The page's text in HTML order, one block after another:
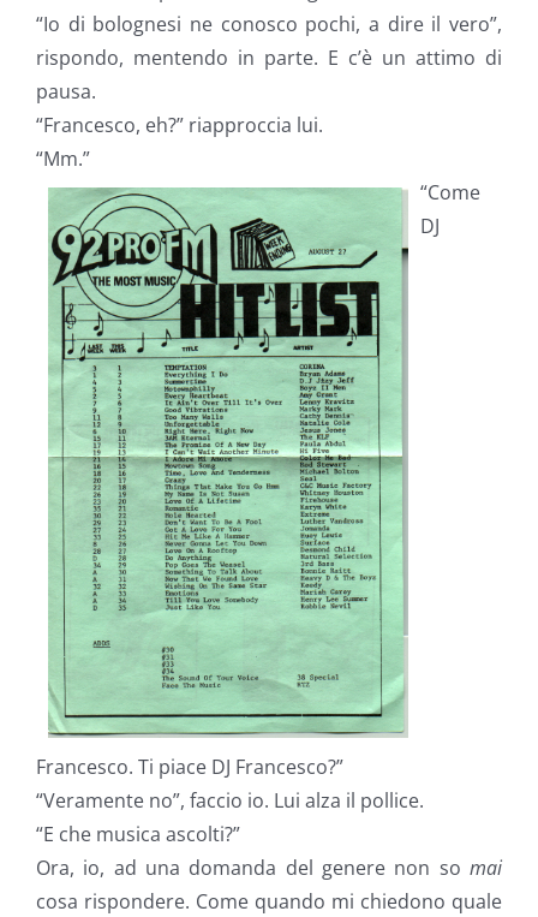
“Io di bolognesi ne conosco pochi, a dire il vero”,
rispondo, mentendo in parte. E c’è un attimo di
pausa.
“Francesco, eh?” riapproccia lui.
“Mm.”
“Come
DJ
Francesco. Ti piace DJ Francesco?”
“Veramente no”, faccio io. Lui alza il pollice.
“E che musica ascolti?”
Ora, io, ad una domanda del genere non so mai
cosa rispondere. Come quando mi chiedono quale